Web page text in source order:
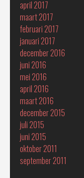
april 2017
maart 2017
februari 2017
januari 2017
december 2016
juni 2016
mei 2016
april 2016
maart 2016
december 2015
juli 2015
juni 2015
oktober 2011
september 2011